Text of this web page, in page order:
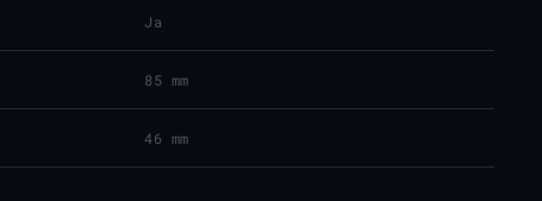
Ja
85 mm
46 mm